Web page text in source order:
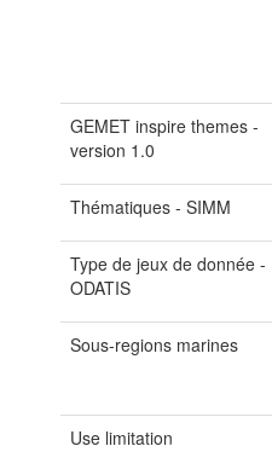
GEMET inspire themes -
version 1.0
Thématiques - SIMM
Type de jeux de donnée -
ODATIS
Sous-regions marines
Use limitation